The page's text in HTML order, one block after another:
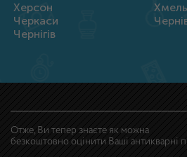
Херсон
Черкаси
Чернігів
Отже, Ви тепер знаєте як можна
безкоштовно оцінити Ваші антикварні